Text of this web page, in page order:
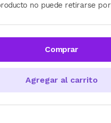
código postal (sólo números)
CALCULAR
no puede retirarse
Comprar
Agregar al carrito